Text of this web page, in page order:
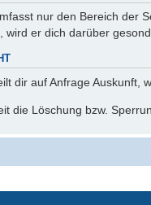
nur den Bereich der
wird er dich darüber
dir auf Anfrage Auskunft,
die Löschung bzw.